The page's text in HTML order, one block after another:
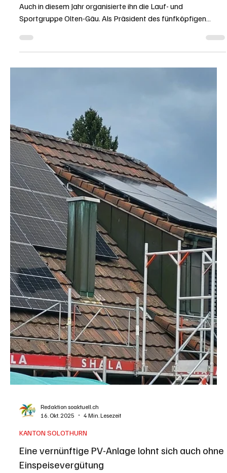
Redaktion soaktuell.ch
Dauerbrenner. Während die Tarife 2024 Rekordhöhen
erreichten, zeigt sich für 2025 und 2026 ein differenziertes
Bild: Die Preise sinken zwar leicht, bleiben aber auf einem
historisch hohen Niveau. Doch das ist nur der Durchschnitt.
Und Durchschnitt bedeutet bekanntlich, dass sehr viele
Kantone und Gemeinden auch Jahre nach Beginn des Ukraine-
Krieges immer noch viel zu teure oder sogar wieder steigende
Strompreise anbiete